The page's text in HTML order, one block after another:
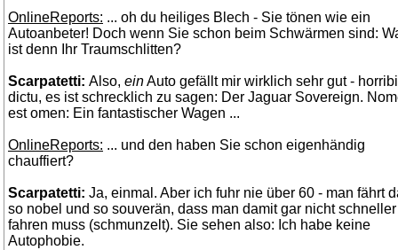
OnlineReports: ... oh du heiliges Blech - Sie tönen wie ein
Autoanbeter! Doch wenn Sie schon beim Schwärmen sind:
ist denn Ihr Traumschlitten?
Scarpatetti: Also, einAuto gefällt mir wirklich sehr gut -
dictu, es ist schrecklich zu sagen: Der Jaguar Sovereign.
est omen: Ein fantastischer Wagen ...
OnlineReports: ... und den haben Sie schon eigenhändig
chauffiert?
Scarpatetti: Ja, einmal. Aber ich fuhr nie über 60 - man fährt
so nobel und so souverän, dass man damit gar nicht schneller
fahren muss (schmunzelt). Sie sehen also: Ich habe keine
Autophobie.